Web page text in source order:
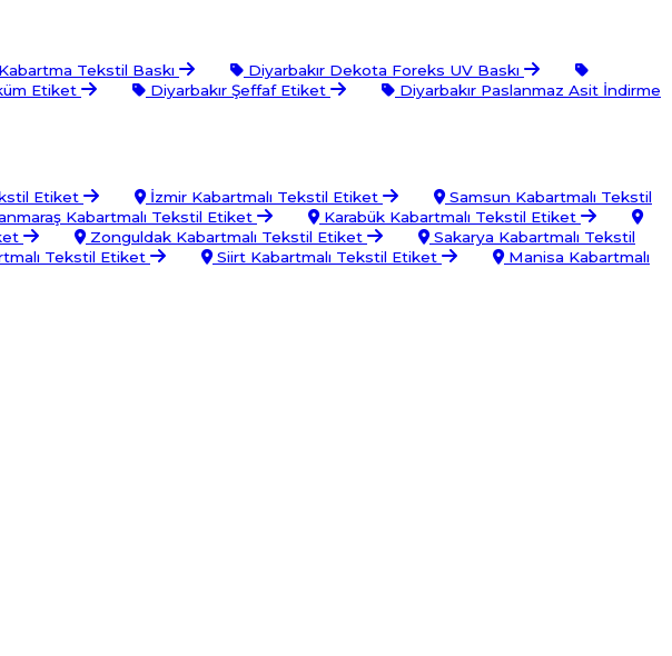
Tekstil Baskı
Diyarbakır Dekota Foreks UV Baskı
Etiket Diyarbakır Şeffaf Etiket
Diyarbakır Paslanmaz Asit İndirme
Etiket İzmir Kabartmalı Tekstil Etiket
Samsun Kabartmalı Tekstil
Kabartmalı Tekstil Etiket
Karabük Kabartmalı Tekstil Etiket
Zonguldak Kabartmalı Tekstil Etiket
Sakarya Kabartmalı Tekstil
Tekstil Etiket Siirt Kabartmalı Tekstil Etiket
Manisa Kabartmalı